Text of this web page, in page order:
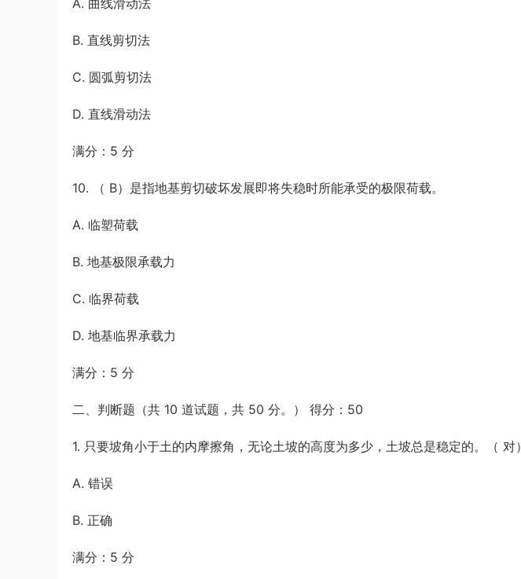
A. 曲线滑动法
B. 直线剪切法
C. 圆弧剪切法
D. 直线滑动法
满分：5 分
10. （ B）是指地基剪切破坏发展即将失稳时所能承受的极限荷载。
A. 临塑荷载
B. 地基极限承载力
C. 临界荷载
D. 地基临界承载力
满分：5 分
二、判断题（共 10 道试题，共 50 分。） 得分：50
1. 只要坡角小于土的内摩擦角，无论土坡的高度为多少，土坡总是稳定的。（ 对）
A. 错误
B. 正确
满分：5 分